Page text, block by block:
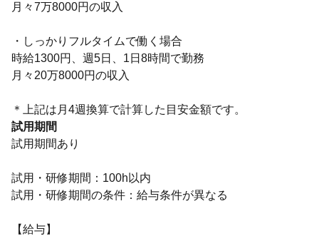
月々7万8000円の収入
・しっかりフルタイムで働く場合
時給1300円、週5日、1日8時間で勤務
月々20万8000円の収入
＊上記は月4週換算で計算した目安金額です。
試用期間
試用期間あり
試用・研修期間：100h以内
試用・研修期間の条件：給与条件が異なる
【給与】